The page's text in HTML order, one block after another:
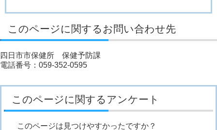
このページに関するお問い合わせ先
四日市市保健所 保健予防課
電話番号：059-352-0595
このページに関するアンケート
このページは見つけやすかったですか？